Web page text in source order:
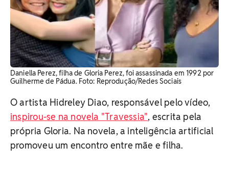
Daniella Perez, filha de Gloria Perez, foi assassinada em 1992 por
Guilherme de Pádua. Foto: Reprodução/Redes Sociais
O artista Hidreley Diao, responsável pelo vídeo,
inspirou-se na novela "Travessia", escrita pela
própria Gloria. Na novela, a inteligência artificial
promoveu um encontro entre mãe e filha.